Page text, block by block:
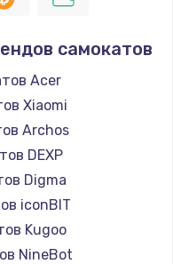
модуля
самокатов
Acer
Xiaomi
Archos
DEXP
Digma
iconBIT
Kugoo
NineBot